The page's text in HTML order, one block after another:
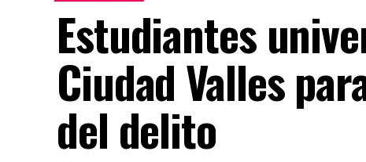
Estudiantes
Ciudad Valles
del delito